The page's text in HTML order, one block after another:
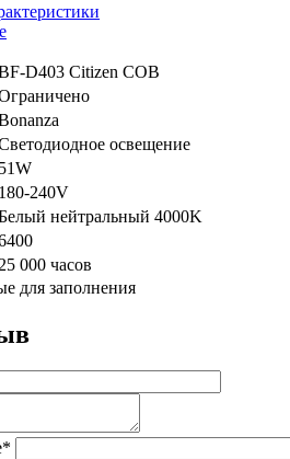
D403 Citizen COB
освещение
51W
180-240V
нейтральный 4000K
25 000 часов
для заполнения
*